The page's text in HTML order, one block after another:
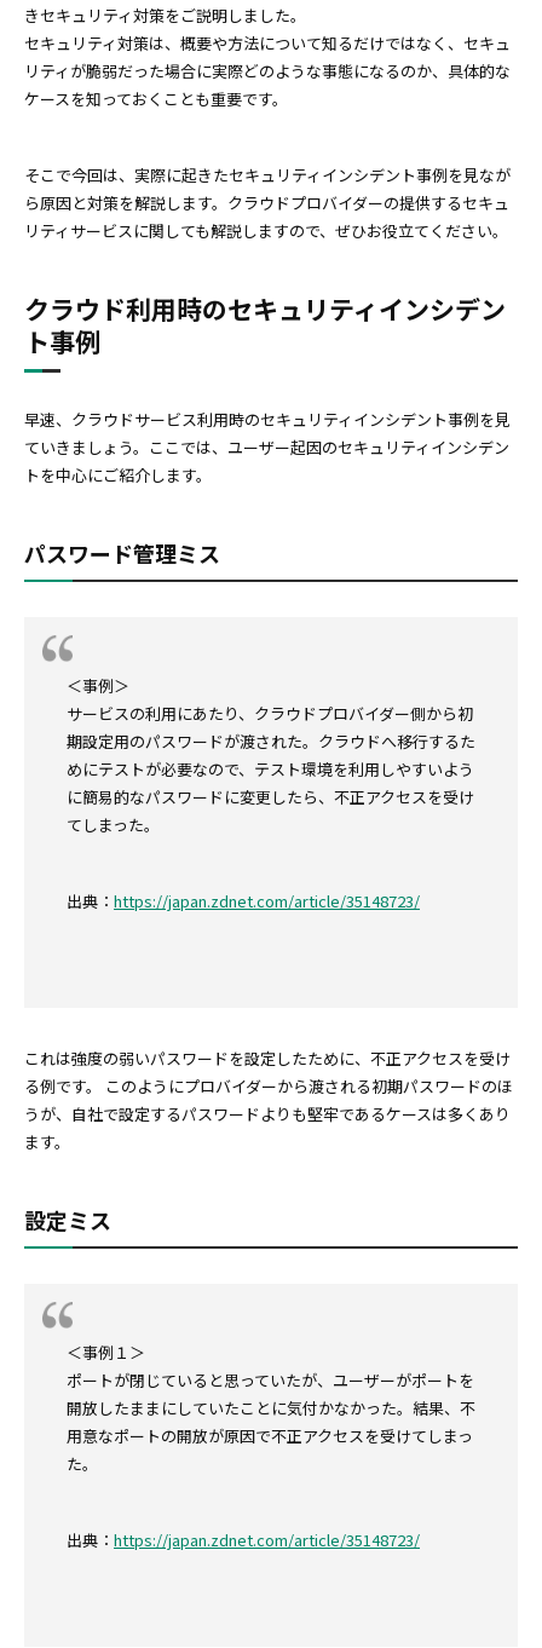
きセキュリティ対策をご説明しました。
セキュリティ対策は、概要や方法について知るだけではなく、セキュ
リティが脆弱だった場合に実際どのような事態になるのか、具体的な
ケースを知っておくことも重要です。
そこで今回は、実際に起きたセキュリティインシデント事例を見なが
ら原因と対策を解説します。クラウドプロバイダーの提供するセキュ
リティサービスに関しても解説しますので、ぜひお役立てください。
クラウド利用時のセキュリティインシデン
ト事例
早速、クラウドサービス利用時のセキュリティインシデント事例を見
ていきましょう。ここでは、ユーザー起因のセキュリティインシデン
トを中心にご紹介します。
パスワード管理ミス
＜事例＞
サービスの利用にあたり、クラウドプロバイダー側から初
期設定用のパスワードが渡された。クラウドへ移行するた
めにテストが必要なので、テスト環境を利用しやすいよう
に簡易的なパスワードに変更したら、不正アクセスを受け
てしまった。
出典： https://japan.zdnet.com/article/35148723/
これは強度の弱いパスワードを設定したために、不正アクセスを受け
る例です。 このようにプロバイダーから渡される初期パスワードのほ
うが、自社で設定するパスワードよりも堅牢であるケースは多くあり
ます。
設定ミス
＜事例１＞
ポートが閉じていると思っていたが、ユーザーがポートを
開放したままにしていたことに気付かなかった。結果、不
用意なポートの開放が原因で不正アクセスを受けてしまっ
た。
出典： https://japan.zdnet.com/article/35148723/